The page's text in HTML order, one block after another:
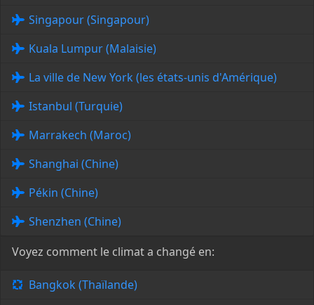
Singapour (Singapour)
Kuala Lumpur (Malaisie)
La ville de New York (les états-unis d'Amérique)
Istanbul (Turquie)
Marrakech (Maroc)
Shanghai (Chine)
Pékin (Chine)
Shenzhen (Chine)
Voyez comment le climat a changé en:
Bangkok (Thaïlande)